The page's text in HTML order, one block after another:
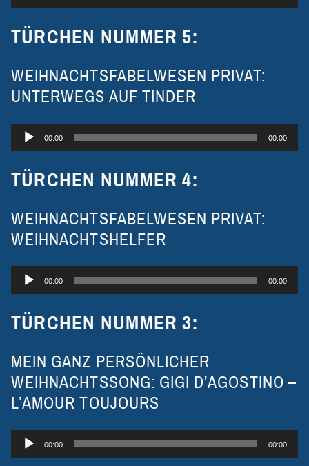
TÜRCHEN NUMMER 5:
WEIHNACHTSFABELWESEN PRIVAT:
UNTERWEGS AUF TINDER
Audio-
00:00 00:00
TÜRCHEN NUMMER 4:
WEIHNACHTSFABELWESEN PRIVAT:
WEIHNACHTSHELFER
Audio-
00:00 00:00
TÜRCHEN NUMMER 3:
MEIN GANZ PERSÖNLICHER
WEIHNACHTSSONG: GIGI D’AGOSTINO –
L’AMOUR TOUJOURS
Audio-
00:00 00:00